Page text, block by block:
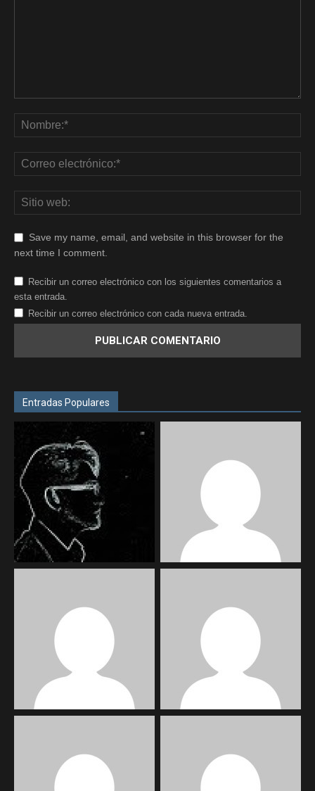
Save my name, email, and website in this browser for the
next time I comment.
Recibir un correo electrónico con los siguientes comentarios a
esta entrada.
Recibir un correo electrónico con cada nueva entrada.
Entradas Populares